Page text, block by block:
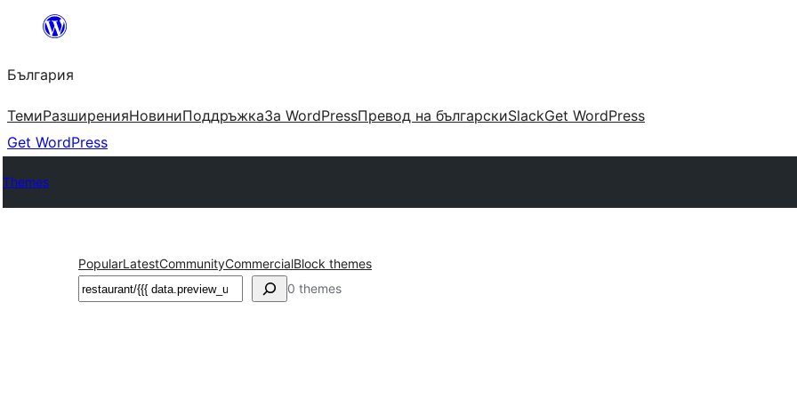
България
ТемиРазширенияНовиниПоддръжкаЗа WordPressПревод на българскиSlackGet WordPress
Get WordPress
Themes
PopularLatestCommunityCommercialBlock themes
Търсене 0 themes